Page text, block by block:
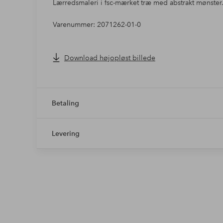
Lærredsmaleri i fsc-mærket træ med abstrakt mønster.
Varenummer: 2071262-01-0
Download højopløst billede
Betaling
Levering